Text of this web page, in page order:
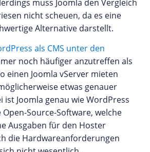
muss Joomla den Vergleich
nicht scheuen, da es eine
Alternative darstellt.
als CMS unter den
noch häufiger anzutreffen als
einen Joomla vServer mieten
etwas genauer
ist Joomla genau wie WordPress
Source-Software, welche
Ausgaben für den Hoster
die Hardwareanforderungen